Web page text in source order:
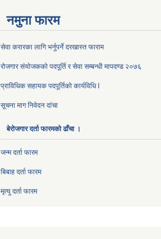
नमुना फारम
सेवा करारका लागि भर्नुपर्ने दरखास्त फाराम
रोजगार संयोजकको पदपूर्ति र सेवा सम्बन्धी मापदण्ड २०७६
प्राविधिक सहायक पदपूर्तिको कार्यविधि l
सूचना माग निवेदन दांचा
बेरोजगार दर्ता फारमको ढाँचा ।
जन्म दर्ता फारम
बिबाह दर्ता फारम
मृत्यु दर्ता फारम